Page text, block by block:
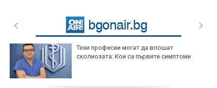
Тези професии могат да влошат
сколиозата: Кои са първите симптоми